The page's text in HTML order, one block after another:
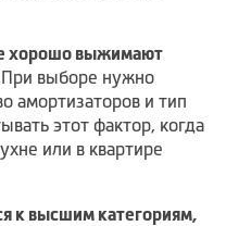
хорошо выжимают
При выборе нужно
амортизаторов и тип
этот фактор, когда
или в квартире
к высшим категориям,